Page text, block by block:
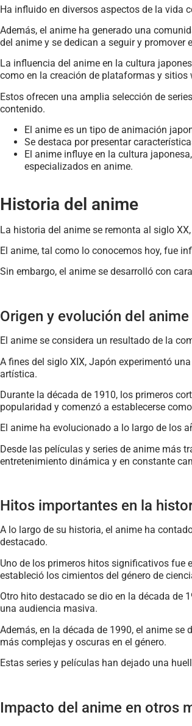
Ha influido en diversos aspectos de la vida
Además, el anime ha generado una
del anime y se dedican a seguir y
La influencia del anime en la cultura
como en la creación de plataformas y sitios
Estos ofrecen una amplia selección de
contenido.
El anime es un tipo de animación
Se destaca por presentar
El anime influye en la cultura
especializados en anime.
Historia del anime
La historia del anime se remonta al siglo
El anime, tal como lo conocemos hoy, fue
Sin embargo, el anime se desarrolló con
Origen y evolución del anime
El anime se considera un resultado de la
A fines del siglo XIX, Japón experimentó
artística.
Durante la década de 1910, los primeros
popularidad y comenzó a establecerse
El anime ha evolucionado a lo largo de los
Desde las películas y series de anime más
entretenimiento dinámica y en constante
Hitos importantes en la
A lo largo de su historia, el anime ha
destacado.
Uno de los primeros hitos significativos fue
estableció los cimientos del género de
Otro hito destacado se dio en la década de
una audiencia masiva.
Además, en la década de 1990, el anime
más complejas y oscuras en el género.
Estas series y películas han dejado una
Impacto del anime en otros